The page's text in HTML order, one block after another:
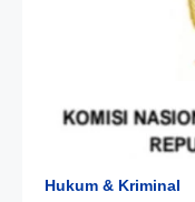
Hukum & Kriminal